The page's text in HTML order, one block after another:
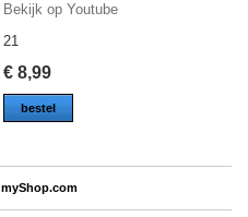
Bekijk op Youtube
21
€ 8,99
bestel
myShop.com